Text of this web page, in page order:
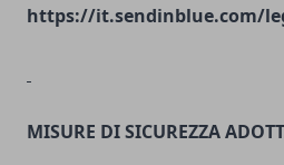
https://it.sendinblue.com/
MISURE DI SICUREZZA